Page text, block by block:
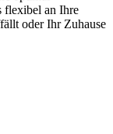
flexibel an Ihre
oder Ihr Zuhause